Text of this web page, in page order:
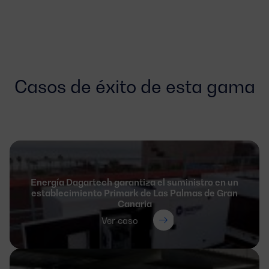
Casos de éxito de esta gama
Energía Dagartech garantiza el suministro en un
establecimiento Primark de Las Palmas de Gran
Canaria
Ver caso